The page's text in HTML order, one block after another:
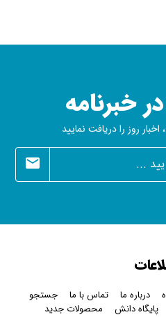
خبرنامه
روز را دریافت نمایید
درباره ما تماس با ما
جستجو
پایگاه دانش محصولات جدید